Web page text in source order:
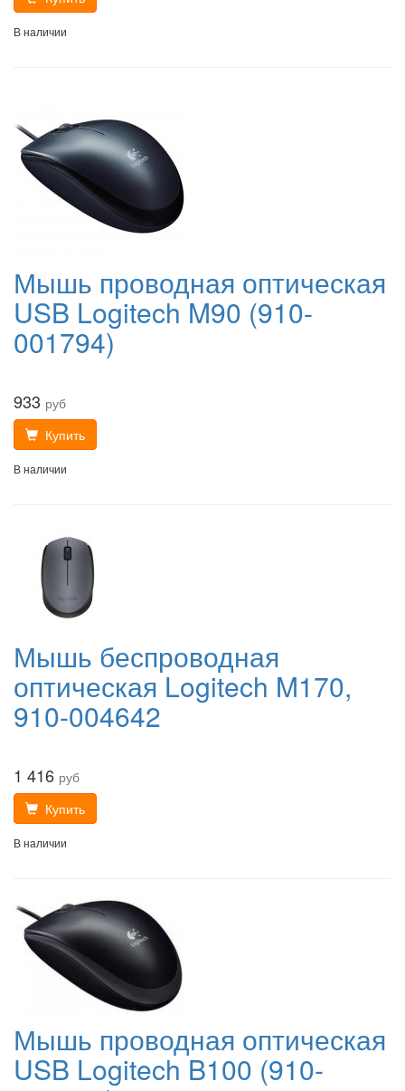
В наличии
Мышь проводная оптическая
USB Logitech M90 (910-
001794)
933 руб
Купить
В наличии
Мышь беспроводная
оптическая Logitech M170,
910-004642
1 416 руб
Купить
В наличии
Мышь проводная оптическая
USB Logitech B100 (910-